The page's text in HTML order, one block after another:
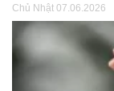
Chủ Nhật 07.06.2026